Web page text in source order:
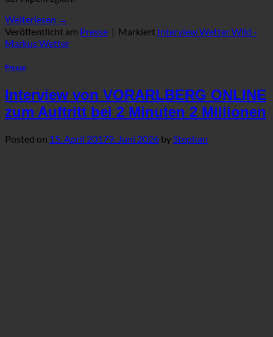
Weiterlesen →
Veröffentlicht am Presse | Markiert Interview Wetter Wild -
Markus Wetter
Presse
Interview von VORARLBERG ONLINE
zum Auftritt bei 2 Minuten 2 Millionen
Posted on 15. April 20179. Juni 2026 byStephan